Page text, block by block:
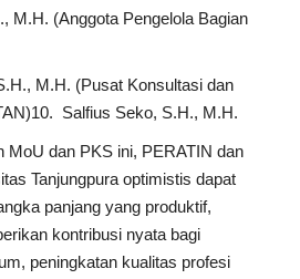
M.H. (Anggota Pengelola Bagian
M.H. (Pusat Konsultasi dan
Salfius Seko, S.H., M.H.
MoU dan PKS ini, PERATIN dan
Tanjungpura optimistis dapat
panjang yang produktif,
kontribusi nyata bagi
peningkatan kualitas profesi